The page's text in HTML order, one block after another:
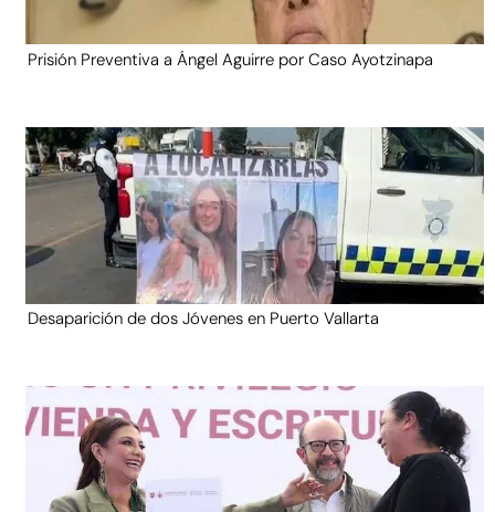
Prisión Preventiva a Ángel Aguirre por Caso Ayotzinapa
Desaparición de dos Jóvenes en Puerto Vallarta